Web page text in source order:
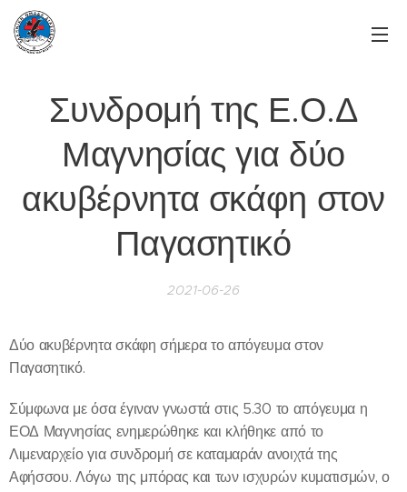
Συνδρομή της Ε.Ο.Δ
Μαγνησίας για δύο
ακυβέρνητα σκάφη στον
Παγασητικό
2021-06-26
Δύο ακυβέρνητα σκάφη σήμερα το απόγευμα στον
Παγασητικό.
Σύμφωνα με όσα έγιναν γνωστά στις 5.30 το απόγευμα η
ΕΟΔ Μαγνησίας ενημερώθηκε και κλήθηκε από το
Λιμεναρχείο για συνδρομή σε καταμαράν ανοιχτά της
Αφήσσου. Λόγω της μπόρας και των ισχυρών κυματισμών, ο